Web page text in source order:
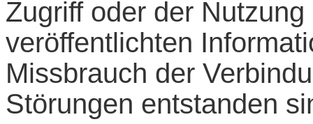
Zugriff oder der
veröffentlichten
Missbrauch der
Störungen entstanden